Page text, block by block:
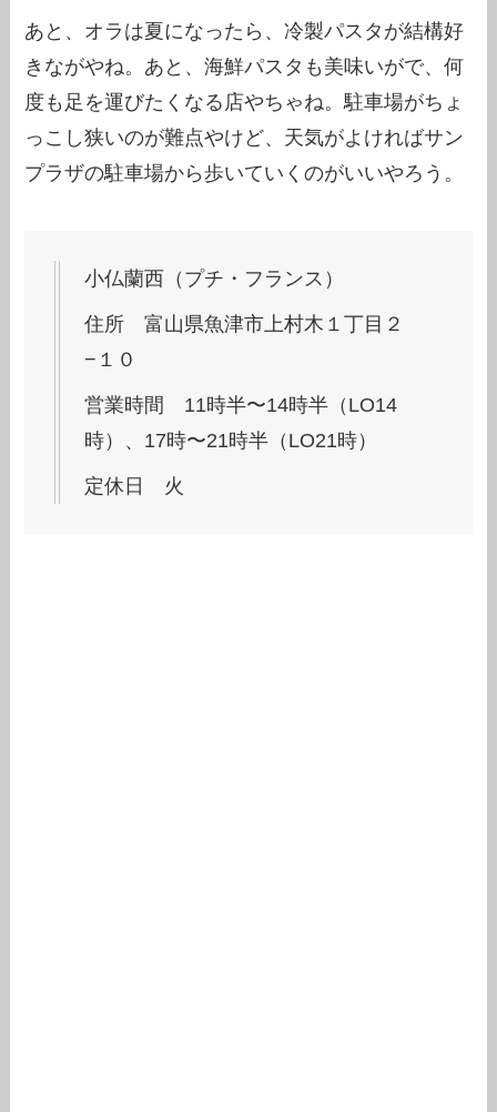
あと、オラは夏になったら、冷製パスタが結構好
きながやね。あと、海鮮パスタも美味いがで、何
度も足を運びたくなる店やちゃね。駐車場がちょ
っこし狭いのが難点やけど、天気がよければサン
プラザの駐車場から歩いていくのがいいやろう。
小仏蘭西（プチ・フランス）
住所 富山県魚津市上村木１丁目２
−１０
営業時間 11時半〜14時半（LO14
時）、17時〜21時半（LO21時）
定休日 火